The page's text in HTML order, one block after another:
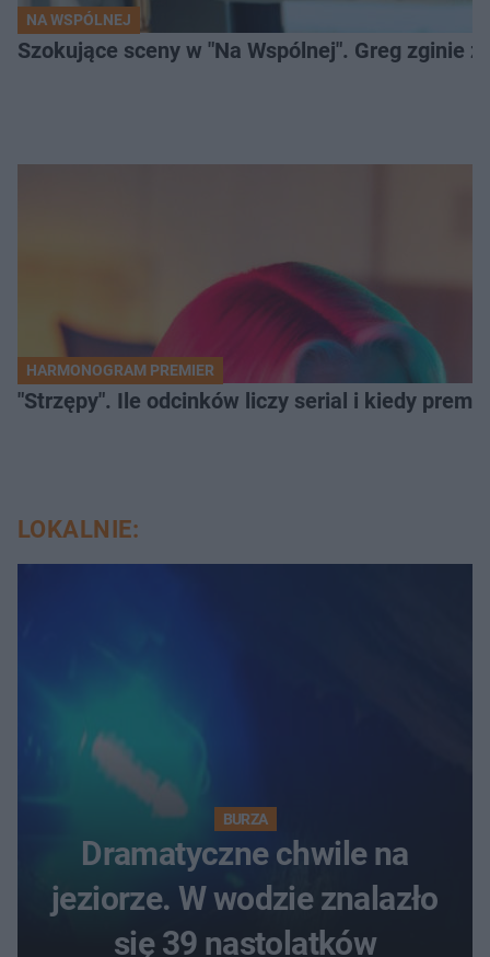
NA WSPÓLNEJ
Szokujące sceny w "Na Wspólnej". Greg zginie z
HARMONOGRAM PREMIER
"Strzępy". Ile odcinków liczy serial i kiedy
LOKALNIE:
BURZA
Dramatyczne chwile na
jeziorze. W wodzie znalazło
się 39 nastolatków